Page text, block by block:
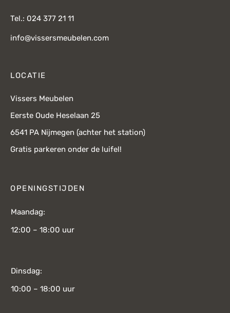
Tel.: 024 377 21 11
info@vissersmeubelen.com
LOCATIE
Vissers Meubelen
Eerste Oude Heselaan 25
6541 PA Nijmegen (achter het station)
Gratis parkeren onder de luifel!
OPENINGSTIJDEN
Maandag:
12:00 – 18:00 uur
Dinsdag:
10:00 – 18:00 uur